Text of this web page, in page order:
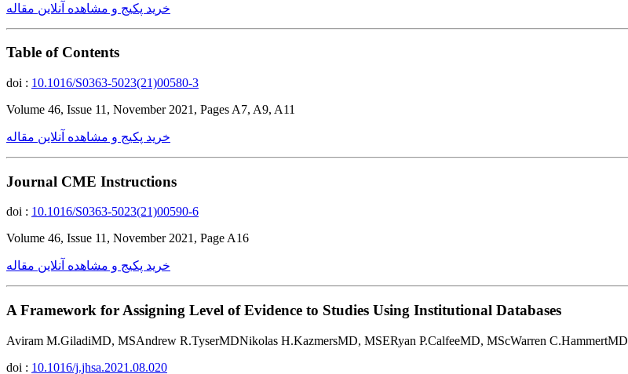
خرید پکیج و مشاهده آنلاین مقاله
Table of Contents
doi : 10.1016/S0363-5023(21)00580-3
Volume 46, Issue 11, November 2021, Pages A7, A9, A11
خرید پکیج و مشاهده آنلاین مقاله
Journal CME Instructions
doi : 10.1016/S0363-5023(21)00590-6
Volume 46, Issue 11, November 2021, Page A16
خرید پکیج و مشاهده آنلاین مقاله
A Framework for Assigning Level of Evidence to Studies Using Institutional Databases
Aviram M.GiladiMD, MSAndrew R.TyserMDNikolas H.KazmersMD, MSERyan P.CalfeeMD, MScWarren C.HammertMD
doi : 10.1016/j.jhsa.2021.08.020